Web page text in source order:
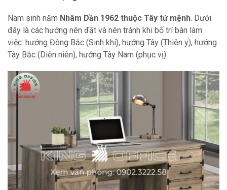
Nam sinh năm Nhâm Dần 1962 thuộc Tây tứ mệnh. Dưới
đây là các hướng nên đặt và nên tránh khi bố trí bàn làm
việc: hướng Đông Bắc (Sinh khí), hướng Tây (Thiên y), hướng
Tây Bắc (Diên niên), hướng Tây Nam (phục vị).